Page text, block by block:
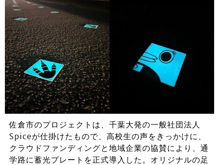
佐倉市のプロジェクトは、千葉大発の一般社団法人
Spiceが仕掛けたもので、高校生の声をきっかけに、
クラウドファンディングと地域企業の協賛により、通
学路に蓄光プレートを正式導入した。オリジナルの足